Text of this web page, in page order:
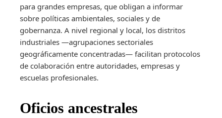
para grandes empresas, que obligan a informar
sobre políticas ambientales, sociales y de
gobernanza. A nivel regional y local, los distritos
industriales —agrupaciones sectoriales
geográficamente concentradas— facilitan protocolos
de colaboración entre autoridades, empresas y
escuelas profesionales.
Oficios ancestrales